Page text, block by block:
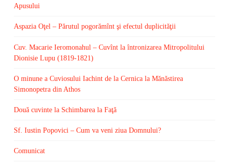
Apusului
Aspazia Oţel – Părutul pogorămînt şi efectul duplicităţii
Cuv. Macarie Ieromonahul – Cuvînt la întronizarea Mitropolitului
Dionisie Lupu (1819-1821)
O minune a Cuviosului Iachint de la Cernica la Mănăstirea
Simonopetra din Athos
Două cuvinte la Schimbarea la Faţă
Sf. Iustin Popovici – Cum va veni ziua Domnului?
Comunicat